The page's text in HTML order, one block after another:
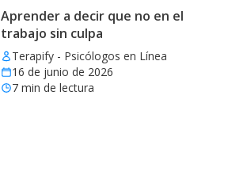
Aprender a decir que no en el
trabajo sin culpa
Terapify - Psicólogos en Línea
16 de junio de 2026
7min de lectura